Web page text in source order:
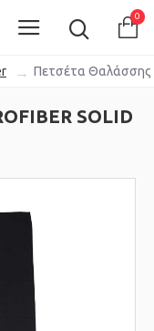
0
Πετσέτα Θαλάσσης
SOLID